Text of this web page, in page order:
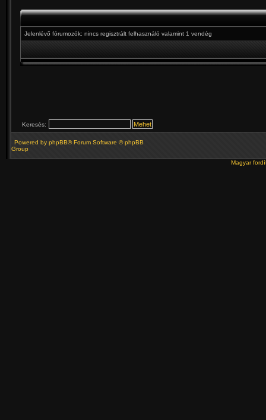
Jelenlévő fórumozók: nincs regisztrált felhasználó valamint 1 vendég
Keresés:
Powered by phpBB® Forum Software © phpBB
Group
Magyar